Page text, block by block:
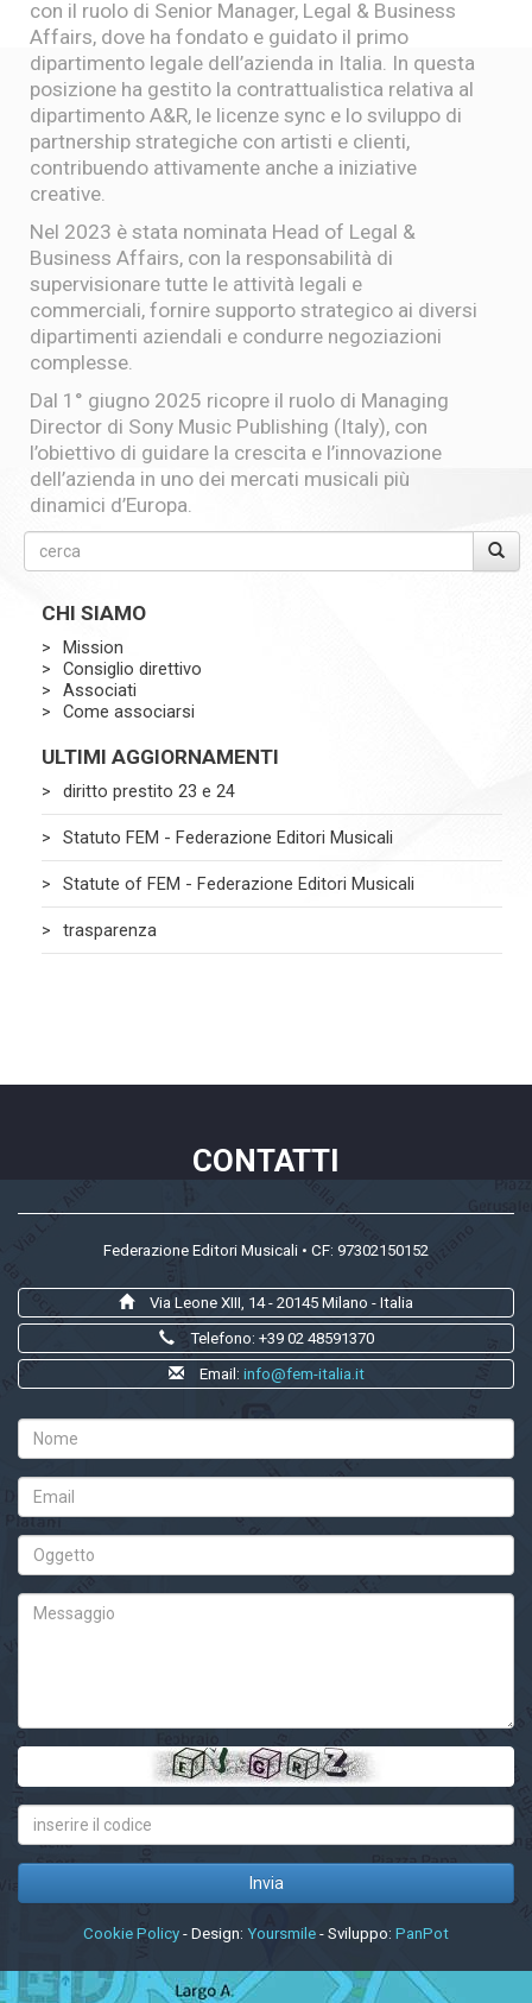
con il ruolo di Senior Manager, Legal & Business
Affairs, dove ha fondato e guidato il primo
dipartimento legale dell’azienda in Italia. In questa
posizione ha gestito la contrattualistica relativa al
dipartimento A&R, le licenze sync e lo sviluppo di
partnership strategiche con artisti e clienti,
contribuendo attivamente anche a iniziative
creative.
Nel 2023 è stata nominata Head of Legal &
Business Affairs, con la responsabilità di
supervisionare tutte le attività legali e
commerciali, fornire supporto strategico ai diversi
dipartimenti aziendali e condurre negoziazioni
complesse.
Dal 1° giugno 2025 ricopre il ruolo di Managing
Director di Sony Music Publishing (Italy), con
l’obiettivo di guidare la crescita e l’innovazione
dell’azienda in uno dei mercati musicali più
dinamici d’Europa.
CHI SIAMO
Mission
Consiglio direttivo
Associati
Come associarsi
ULTIMI AGGIORNAMENTI
diritto prestito 23 e 24
Statuto FEM - Federazione Editori Musicali
Statute of FEM - Federazione Editori Musicali
trasparenza
CONTATTI
Federazione Editori Musicali • CF: 97302150152
Via Leone XIII, 14 - 20145 Milano - Italia
Telefono: +39 02 48591370
Email: info@fem-italia.it
Cookie Policy - Design: Yoursmile - Sviluppo: PanPot